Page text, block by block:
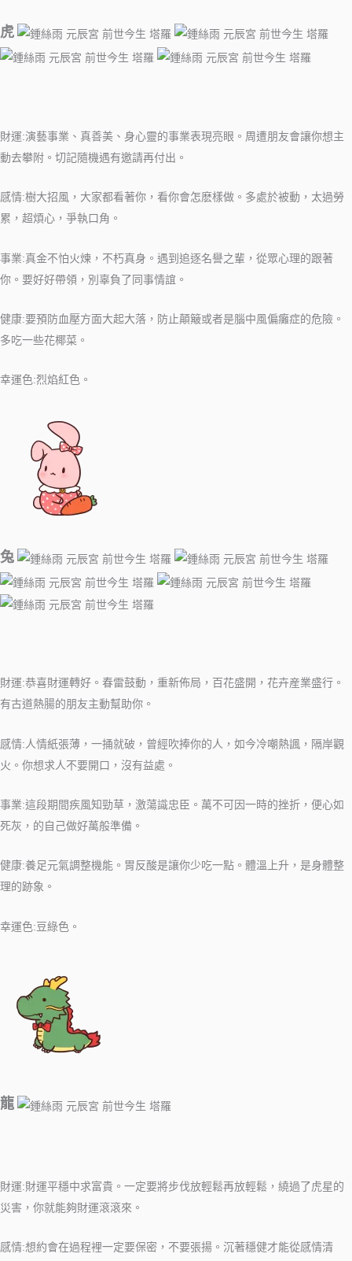
虎
財運:演藝事業、真善美、身心靈的事業表現亮眼。周遭朋友會讓你想主
動去攀附。切記隨機遇有邀請再付出。
感情:樹大招風，大家都看著你，看你會怎麽樣做。多處於被動，太過勞
累，超煩心，爭執口角。
事業:真金不怕火煉，不朽真身。遇到追逐名譽之輩，從眾心理的跟著
你。要好好帶領，別辜負了同事情誼。
健康:要預防血壓方面大起大落，防止顛簸或者是腦中風偏癱症的危險。
多吃一些花椰菜。
幸運色:烈焰紅色。
兔
財運:恭喜財運轉好。春雷鼓動，重新佈局，百花盛開，花卉産業盛行。
有古道熱腸的朋友主動幫助你。
感情:人情紙張薄，一捅就破，曾經吹捧你的人，如今冷嘲熱諷，隔岸觀
火。你想求人不要開口，沒有益處。
事業:這段期間疾風知勁草，激蕩識忠臣。萬不可因一時的挫折，便心如
死灰，的自己做好萬般準備。
健康:養足元氣調整機能。胃反酸是讓你少吃一點。體溫上升，是身體整
理的跡象。
幸運色:豆綠色。
龍
財運:財運平穩中求富貴。一定要將步伐放輕鬆再放輕鬆，繞過了虎星的
災害，你就能夠財運滾滾來。
感情:想約會在過程裡一定要保密，不要張揚。沉著穩健才能從感情清